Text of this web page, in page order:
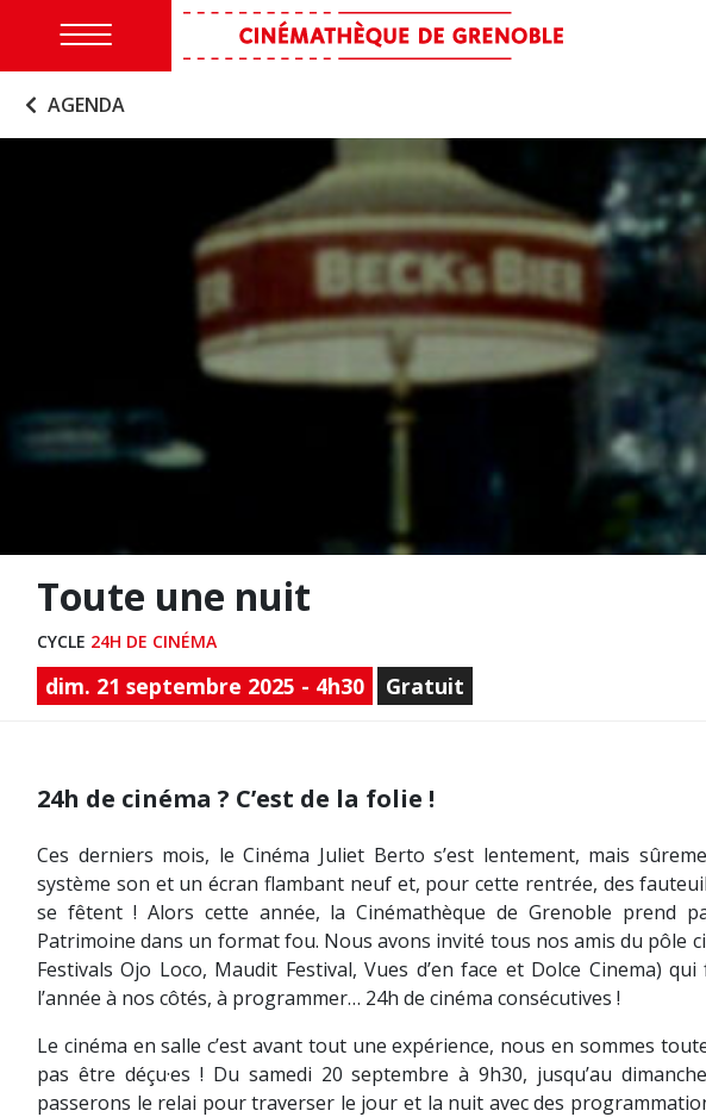
AGENDA
Toute une nuit
CYCLE 24H DE CINÉMA
dim. 21 septembre 2025 - 4h30 Gratuit
24h de cinéma ? C’est de la folie !
Ces derniers mois, le Cinéma Juliet Berto s’est lentement, mais
système son et un écran flambant neuf et, pour cette rentrée, des
se fêtent ! Alors cette année, la Cinémathèque de Grenoble prend
Patrimoine dans un format fou. Nous avons invité tous nos amis du pôle
Festivals Ojo Loco, Maudit Festival, Vues d’en face et Dolce Cinema)
l’année à nos côtés, à programmer… 24h de cinéma consécutives !
Le cinéma en salle c’est avant tout une expérience, nous en sommes
pas être déçu·es ! Du samedi 20 septembre à 9h30, jusqu’au
passerons le relai pour traverser le jour et la nuit avec des